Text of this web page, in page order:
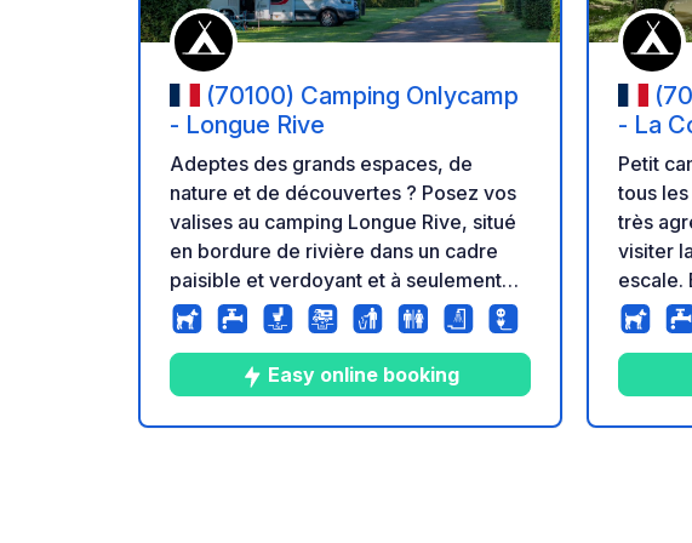
(70100) Camping Onlycamp
- Longue Rive
Adeptes des grands espaces, de
nature et de découvertes ? Posez vos
valises au camping Longue Rive, situé
en bordure de rivière dans un cadre
paisible et verdoyant et à seulement
quelques pas du centre-ville de Gray,
classée Cité de Caractère. Entre amis
ou en famille, créez de jolis souvenirs
et promenez-vous à pied ou à vélo le
long de la Voie Bleue et savourez les
Easy online booking
- La
Petit
tous
très
visiter
escale.
à